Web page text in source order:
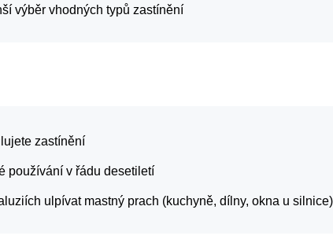
výběr vhodných typů zastínění
zastínění
používání v řádu desetiletí
ulpívat mastný prach (kuchyně, dílny, okna u silnice)